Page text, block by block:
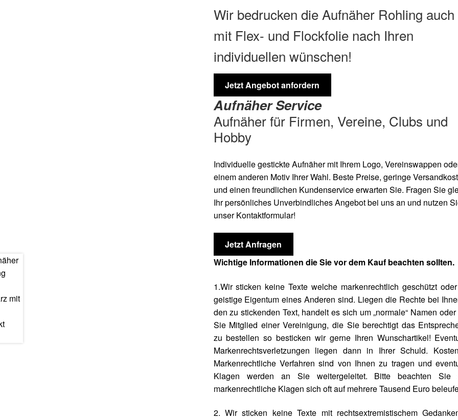
Wir bedrucken die Aufnäher Rohling auch
mit Flex- und Flockfolie nach Ihren
individuellen wünschen!
Jetzt Angebot anfordern
Aufnäher Service
Aufnäher für Firmen, Vereine, Clubs und
Hobby
Individuelle gestickte Aufnäher mit Ihrem Logo, Vereinswappen
einem anderen Motiv Ihrer Wahl. Beste Preise, geringe
und einen freundlichen Kundenservice erwarten Sie. Fragen Sie
Ihr persönliches Unverbindliches Angebot bei uns an und nutzen
unser Kontaktformular!
Jetzt Anfragen
Wichtige Informationen die Sie vor dem Kauf beachten sollten.
1.Wir sticken keine Texte welche markenrechtlich geschützt
geistige Eigentum eines Anderen sind. Liegen die Rechte bei
den zu stickenden Text, handelt es sich um „normale“ Namen
Sie Mitglied einer Vereinigung, die Sie berechtigt das
zu bestellen so besticken wir gerne Ihren Wunschartikel!
Markenrechtsverletzungen liegen dann in Ihrer Schuld.
Markenrechtliche Verfahren sind von Ihnen zu tragen und
Klagen werden an Sie weitergeleitet. Bitte beachten Sie
markenrechtliche Klagen sich oft auf mehrere Tausend Euro
2. Wir sticken keine Texte mit rechtsextremistischem